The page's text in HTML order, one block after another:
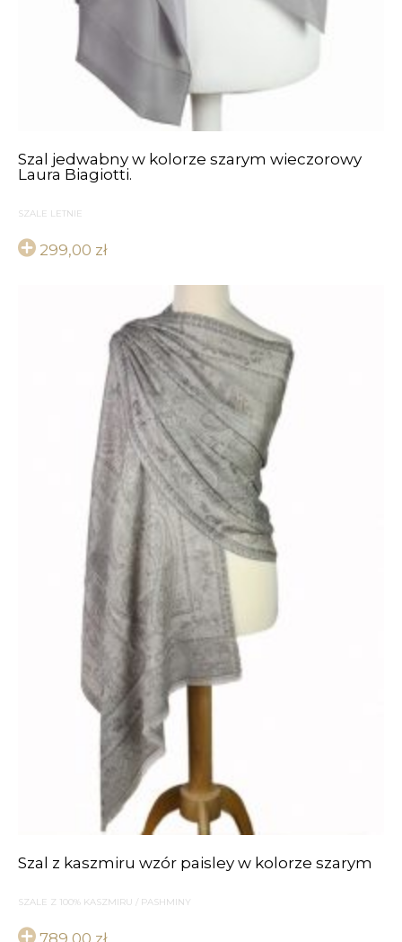
Szal jedwabny w kolorze szarym wieczorowy
Laura Biagiotti.
SZALE LETNIE
299,00 zł
Szal z kaszmiru wzór paisley w kolorze szarym
SZALE Z 100% KASZMIRU / PASHMINY
789,00 zł